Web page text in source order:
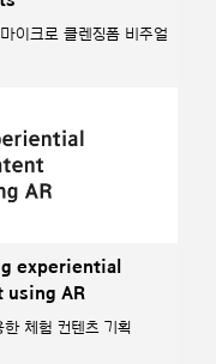
이크로 클렌징폼 비주얼
experiential
using AR
한 체험 컨텐츠 기획